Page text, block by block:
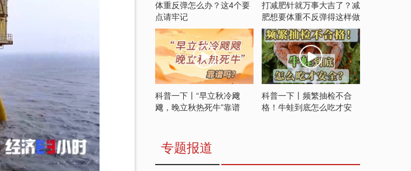
体重反弹怎么办？这4个要
点请牢记
打减肥针就万事大吉了？减
肥想要体重不反弹得这样做
科普一下丨“早立秋冷飕
飕，晚立秋热死牛”靠谱
科普一下丨频繁抽检不合
格！牛蛙到底怎么吃才安
专题报道